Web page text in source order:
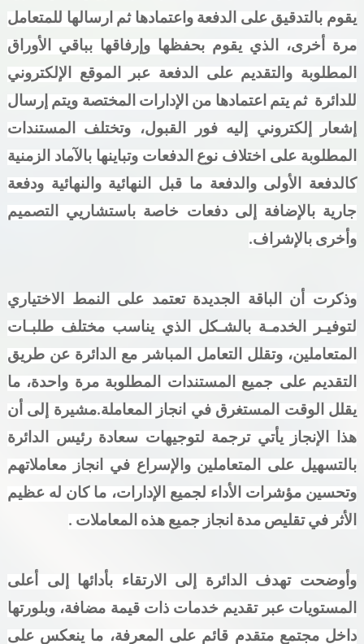
يقوم بالتدقيق على الدفعة واعتمادها ثم ارسالها للمتعامل
مرة أخرى، الذي يقوم بحفظها وإرفاقها بباقي الأوراق
المطلوبة والتقديم على الدفعة عبر الموقع الإلكتروني
للدائرة
ثم يتم اعتمادها من الإدارات المختصة ويتم إرسال
إشعار إلكتروني إليه فور القبول، وتختلف المستندات
المطلوبة على اختلاف نوع الدفعات وتباينها بالآماد الزمنية
كالدفعة الأولى والدفعة ما قبل النهائية والنهائية ودفعة
جارية بالإضافة إلى دفعات خاصة باستشاريي التصميم
وأخرى بالإشراف.
وذكرت أن الباقة الجديدة تعتمد على النمط الاختياري
لتوفيـر الخدمـة بالشـكل الذي يناسب مختلف طلبـات
المتعاملين، وتقلل التعامل المباشر مع الدائرة عن طريق
التقديم على جميع المستندات المطلوبة مرة واحدة، ما
يقلل الوقت المستغرق في انجاز المعاملة.مشيرة إلى أن
هذا الإنجاز يأتي ترجمة لتوجيهات سعادة رئيس الدائرة
بالتسهيل على المتعاملين والإسراع في انجاز معاملاتهم
وتحسين مؤشرات الأداء لجميع الإدارات، ما كان له عظيم
الأثر في تقليص مدة انجاز جميع هذه المعاملات .
وأوضحت تهدف الدائرة إلى الارتقاء بأدائها إلى أعلى
المستويات عبر تقديم خدمات ذات قيمة مضافة، وبلورتها
داخل مجتمع متقدم قائم على المعرفة، ما ينعكس على